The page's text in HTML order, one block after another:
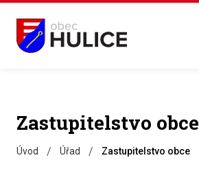
Zastupitelstvo obce
Úvod / Úřad / Zastupitelstvo obce